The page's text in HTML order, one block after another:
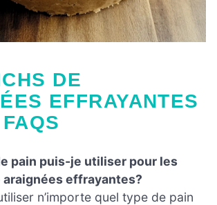
EFFRAYANTES
pain puis-je utiliser pour les
effrayantes?
n’importe quel type de pain